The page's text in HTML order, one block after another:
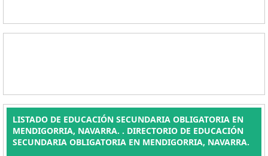
LISTADO DE EDUCACIÓN SECUNDARIA OBLIGATORIA EN
MENDIGORRIA, NAVARRA. . DIRECTORIO DE EDUCACIÓN
SECUNDARIA OBLIGATORIA EN MENDIGORRIA, NAVARRA.